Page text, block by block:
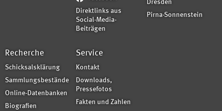
Direktlinks aus
Social-Media-
Beiträgen
Dresden
Pirna-Sonnenstein
Recherche
Schicksalsklärung
Sammlungsbestände
Online-Datenbanken
Biografien
Service
Kontakt
Downloads,
Pressefotos
Fakten und Zahlen